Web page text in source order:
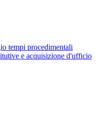
tempi procedimentali
e acquisizione d'ufficio